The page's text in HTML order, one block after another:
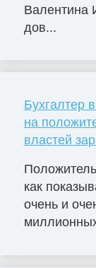
Валентина
дов...
Бухгалтер
на
властей
как
очень и